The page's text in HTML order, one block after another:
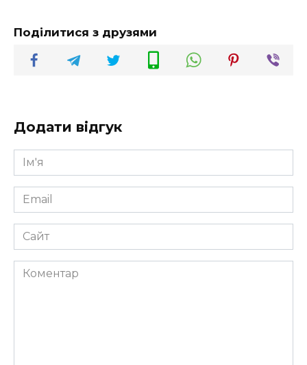
Поділитися з друзями
Додати відгук
Ім'я
*
Email
*
Сайт
Коментар